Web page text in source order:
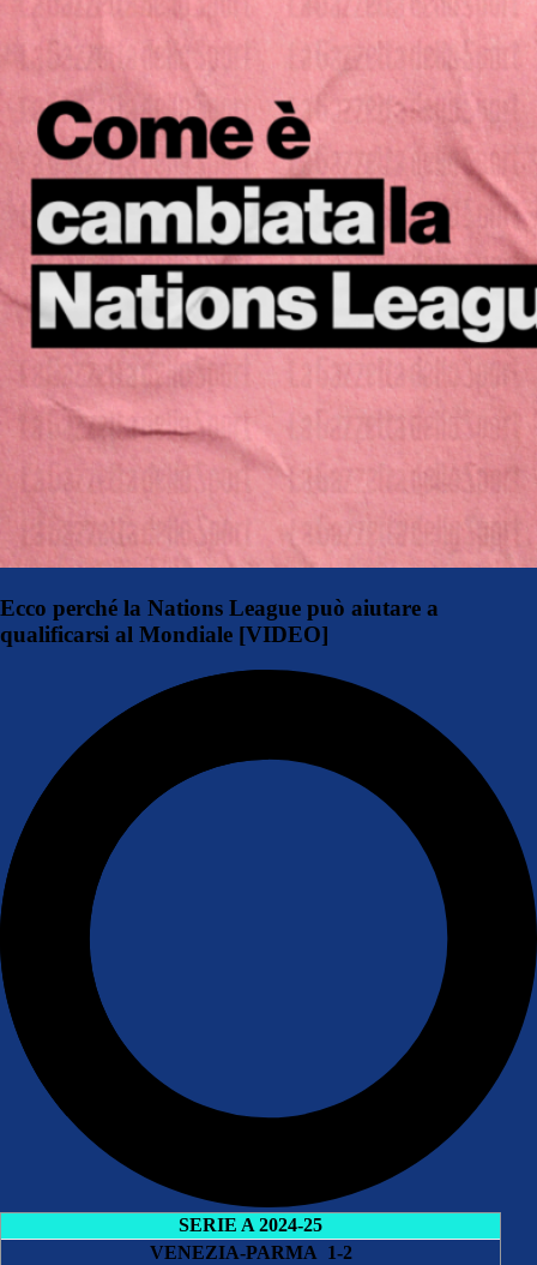
Ecco perché la Nations League può aiutare a
qualificarsi al Mondiale [VIDEO]
SERIE A 2024-25
VENEZIA-PARMA 1-2